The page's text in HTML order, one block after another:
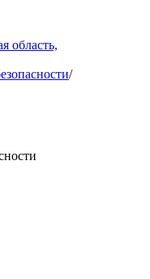
область,
/